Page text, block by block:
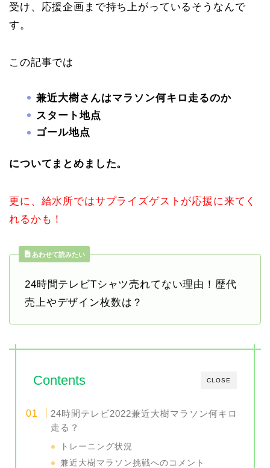
受け、応援企画まで持ち上がっているそうなんで
す。
この記事では
兼近大樹さんはマラソン何キロ走るのか
スタート地点
ゴール地点
についてまとめました。
更に、給水所ではサプライズゲストが応援に来てく
れるかも！
あわせて読みたい
24時間テレビTシャツ売れてない理由！歴代
売上やデザイン枚数は？
CLOSE
Contents
24時間テレビ2022兼近大樹マラソン何キロ
走る？
トレーニング状況
兼近大樹マラソン挑戦へのコメント